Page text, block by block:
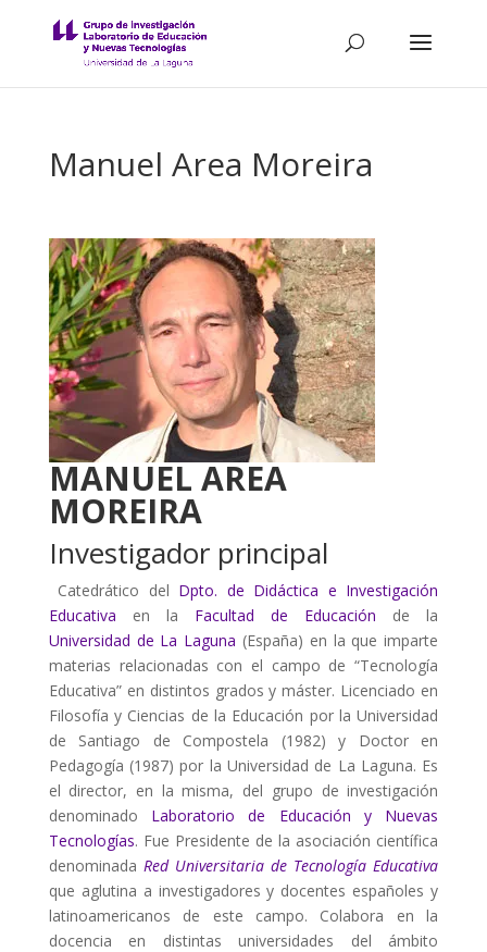
Manuel Area Moreira
MANUEL AREA
MOREIRA
Investigador principal
Catedrático del Dpto. de Didáctica e Investigación
Educativa en la Facultad de Educación de la
Universidad de La Laguna (España) en la que imparte
materias relacionadas con el campo de “Tecnología
Educativa” en distintos grados y máster. Licenciado en
Filosofía y Ciencias de la Educación por la Universidad
de Santiago de Compostela (1982) y Doctor en
Pedagogía (1987) por la Universidad de La Laguna. Es
el director, en la misma, del grupo de investigación
denominado Laboratorio de Educación y Nuevas
Tecnologías. Fue Presidente de la asociación científica
denominada Red Universitaria de Tecnología Educativa
que aglutina a investigadores y docentes españoles y
latinoamericanos de este campo. Colabora en la
docencia en distintas universidades del ámbito